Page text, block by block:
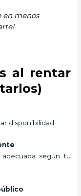
en menos
al rentar
disponibilidad
según tu